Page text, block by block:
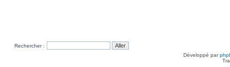
Rechercher :
Développé par